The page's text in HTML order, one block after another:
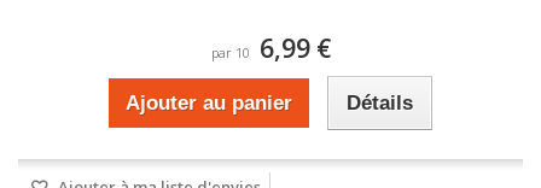
par 10 6,99 €
Ajouter au panier Détails